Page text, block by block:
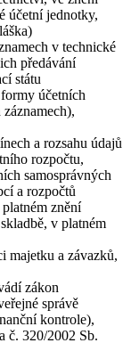
účetní jednotky,
v technické
předávání
státu
účetních
a rozsahu údajů
rozpočtu,
samosprávných
a rozpočtů
znění
v platném
majetku a závazků,
zákon
správě
kontrole),
č. 320/2002 Sb.